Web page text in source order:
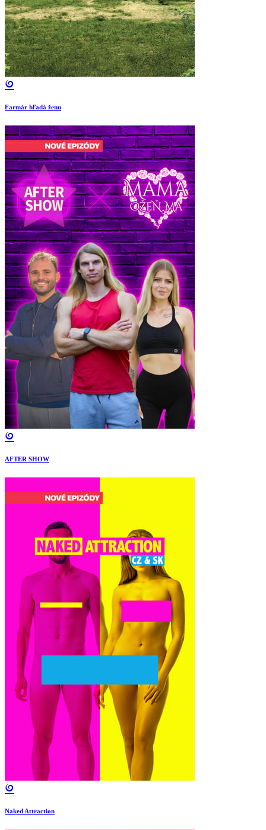
Farmár hľadá ženu
AFTER SHOW
Naked Attraction